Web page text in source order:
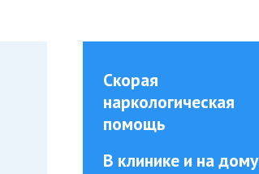
Скорая
наркологическая
помощь
В клинике и на дому